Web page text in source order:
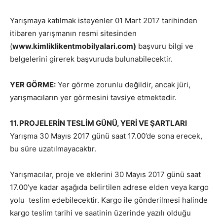
Yarışmaya katılmak isteyenler 01 Mart 2017 tarihinden
itibaren yarışmanın resmi sitesinden
(www.kimliklikentmobilyalari.com) başvuru bilgi ve
belgelerini girerek başvuruda bulunabilecektir.
YER GÖRME: Yer görme zorunlu değildir, ancak jüri,
yarışmacıların yer görmesini tavsiye etmektedir.
11.PROJELERİN TESLİM GÜNÜ, YERİ VE ŞARTLARI
Yarışma 30 Mayıs 2017 günü saat 17.00’de sona erecek,
bu süre uzatılmayacaktır.
Yarışmacılar, proje ve eklerini 30 Mayıs 2017 günü saat
17.00’ye kadar aşağıda belirtilen adrese elden veya kargo
yolu teslim edebilecektir. Kargo ile gönderilmesi halinde
kargo teslim tarihi ve saatinin üzerinde yazılı olduğu